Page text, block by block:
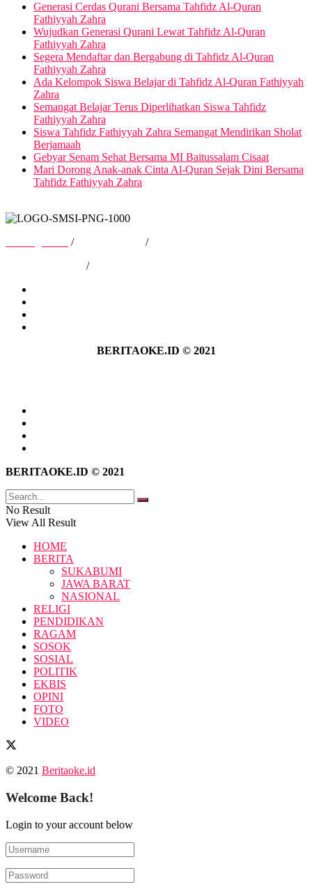
Generasi Cerdas Qurani Bersama Tahfidz Al-Quran
Fathiyyah Zahra
Wujudkan Generasi Qurani Lewat Tahfidz Al-Quran
Fathiyyah Zahra
Segera Mendaftar dan Bergabung di Tahfidz Al-Quran
Fathiyyah Zahra
Ada Kelompok Siswa Belajar di Tahfidz Al-Quran Fathiyyah
Zahra
Semangat Belajar Terus Diperlihatkan Siswa Tahfidz
Fathiyyah Zahra
Siswa Tahfidz Fathiyyah Zahra Semangat Mendirikan Sholat
Berjamaah
Gebyar Senam Sehat Bersama MI Baitussalam Cisaat
Mari Dorong Anak-anak Cinta Al-Quran Sejak Dini Bersama
Tahfidz Fathiyyah Zahra
/
/
/
BERITAOKE.ID © 2021
BERITAOKE.ID © 2021
No Result
View All Result
HOME
BERITA
SUKABUMI
JAWA BARAT
NASIONAL
RELIGI
PENDIDIKAN
RAGAM
SOSOK
SOSIAL
POLITIK
EKBIS
OPINI
FOTO
VIDEO
© 2021 Beritaoke.id
Welcome Back!
Login to your account below